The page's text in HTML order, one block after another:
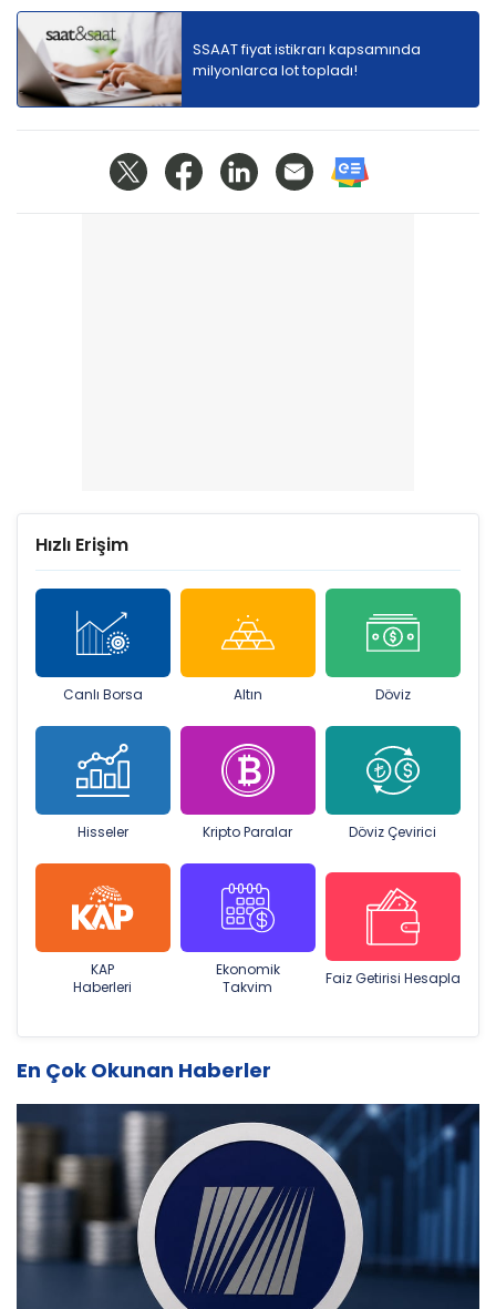
SSAAT fiyat istikrarı kapsamında
milyonlarca lot topladı!
Hızlı Erişim
Canlı Borsa Altın Döviz
Hisseler Kripto Paralar Döviz Çevirici
KAP
Haberleri
Ekonomik
Takvim
Faiz Getirisi Hesapla
En Çok Okunan Haberler